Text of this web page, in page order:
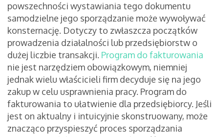
powszechności wystawiania tego dokumentu
samodzielne jego sporządzanie może wywoływać
konsternację. Dotyczy to zwłaszcza początków
prowadzenia działalności lub przedsiębiorstw o
dużej liczbie transakcji. Program do fakturowania
nie jest narzędziem obowiązkowym, niemniej
jednak wielu właścicieli firm decyduje się na jego
zakup w celu usprawnienia pracy. Program do
fakturowania to ułatwienie dla przedsiębiorcy. Jeśli
jest on aktualny i intuicyjnie skonstruowany, może
znacząco przyspieszyć proces sporządzania